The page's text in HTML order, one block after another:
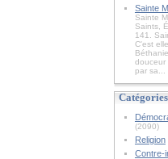
Sainte
Sainte
Saints,
141.
C'est
douceur
par sa...
Catégories
(2090)
Religion
Contre-